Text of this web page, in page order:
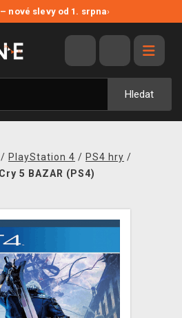
nové slevy od 1. srpna›
Hledat
/ PlayStation 4 / PS4 hry /
5 BAZAR (PS4)